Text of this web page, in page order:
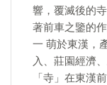
響，覆滅後的
著前車之鑒的作
一 萌於東漢，
入、莊園經濟
「寺」在東漢